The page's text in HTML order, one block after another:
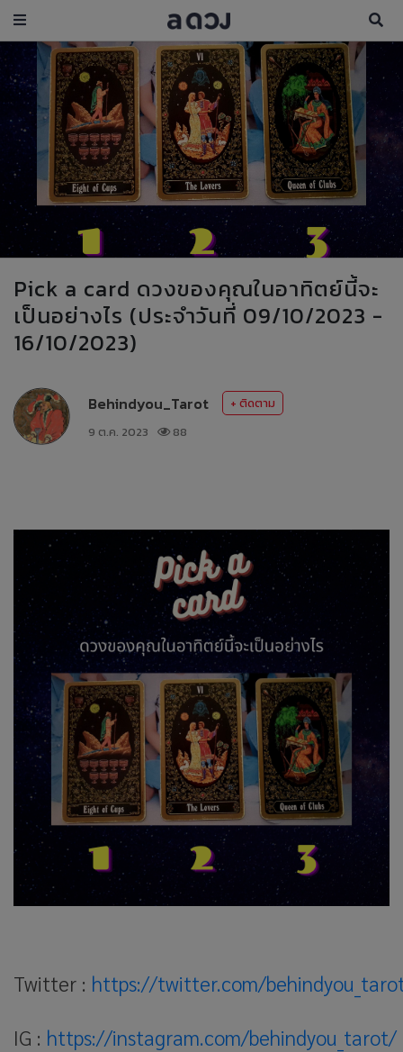
Pick a card ดวงของคุณในอาทิตย์นี้จะ
เป็นอย่างไร (ประจำวันที่ 09/10/2023 -
16/10/2023)
Behindyou_Tarot
+ ติดตาม
9 ต.ค. 2023
88
Twitter : https://twitter.com/
IG : https://instagram.com/behindyou_tarot/